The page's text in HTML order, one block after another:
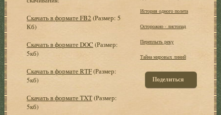
Скачать в формате FB2 (Размер: 5
Кб)
Скачать в формате DOC (Размер:
5кб)
Скачать в формате RTF(Размер:
5кб)
Скачать в формате TXT(Размер:
5кб)
История одного полета
Осторожно - листопад
Переплыть реку
Тайна мировых линий
Поделиться